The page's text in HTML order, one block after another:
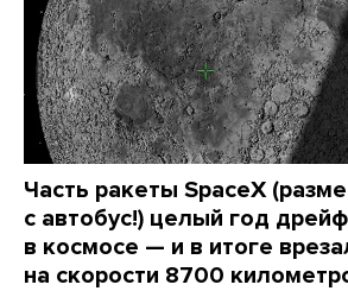
Часть ракеты SpaceX
с автобус!) целый год
в космосе — и в итоге
на скорости 8700